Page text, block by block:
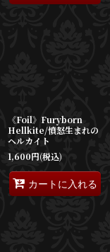
《Foil》Furyborn
Hellkite/憤怒生まれの
ヘルカイト
1,600円(税込)
カートに入れる